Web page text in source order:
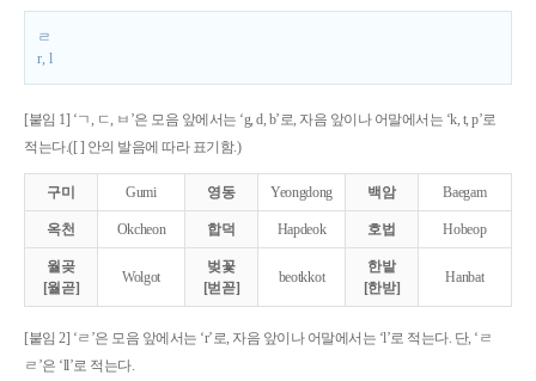
ㄹ
r, l
[붙임 1] ‘ㄱ, ㄷ, ㅂ’은 모음 앞에서는 ‘g, d, b’로, 자음 앞이나 어말에서는 ‘k, t, p’로
적는다.([ ] 안의 발음에 따라 표기함.)
구미 Gumi 영동 Yeongdong 백암 Baegam
옥천 Okcheon 합덕 Hapdeok 호법 Hobeop
월곶
[월곧]
Wolgot
벚꽃
[벋꼳]
beotkkot
한밭
[한받]
Hanbat
[붙임 2] ‘ㄹ’은 모음 앞에서는 ‘r’로, 자음 앞이나 어말에서는 ‘l’로 적는다. 단, ‘ㄹ
ㄹ’은 ‘ll’로 적는다.